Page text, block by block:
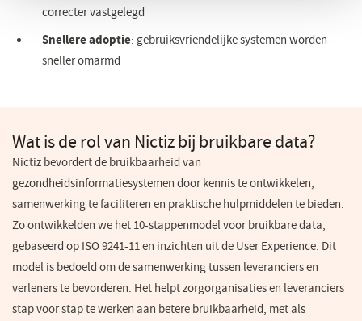
correcter vastgelegd
Snellere adoptie: gebruiksvriendelijke systemen worden
sneller omarmd
Wat is de rol van Nictiz bij bruikbare data?
Nictiz bevordert de bruikbaarheid van
gezondheidsinformatiesystemen door kennis te ontwikkelen,
samenwerking te faciliteren en praktische hulpmiddelen te bieden.
Zo ontwikkelden we het 10-stappenmodel voor bruikbare data,
gebaseerd op ISO 9241-11 en inzichten uit de User Experience. Dit
model is bedoeld om de samenwerking tussen leveranciers en
verleners te bevorderen. Het helpt zorgorganisaties en leveranciers
stap voor stap te werken aan betere bruikbaarheid, met als